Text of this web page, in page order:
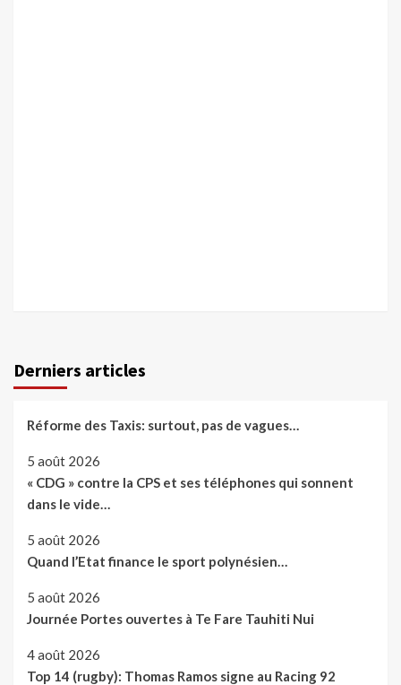
Derniers articles
Réforme des Taxis: surtout, pas de vagues…
5 août 2026
« CDG » contre la CPS et ses téléphones qui sonnent
dans le vide…
5 août 2026
Quand l’Etat finance le sport polynésien…
5 août 2026
Journée Portes ouvertes à Te Fare Tauhiti Nui
4 août 2026
Top 14 (rugby): Thomas Ramos signe au Racing 92